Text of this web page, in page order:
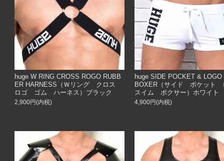
huge W RING CROSS ROGO RUBB
ER HARNESS（Ｗリング クロス
ロゴ ゴム ハーネス）ブラック
2,900円(内税)
huge SIDE POCKET &
BOXER（サイド ポケッ
スイム ボクサー）ホワイト
4,900円(内税)